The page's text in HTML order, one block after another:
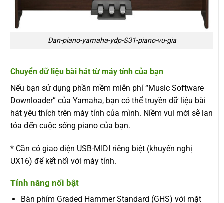
Dan-piano-yamaha-ydp-S31-piano-vu-gia
Chuyển dữ liệu bài hát từ máy tính của bạn
Nếu bạn sử dụng phần mềm miễn phí “Music Software
Downloader” của Yamaha, bạn có thể truyền dữ liệu bài
hát yêu thích trên máy tính của mình. Niềm vui mới sẽ lan
tỏa đến cuộc sống piano của bạn.
* Cần có giao diện USB-MIDI riêng biệt (khuyến nghị
UX16) để kết nối với máy tính.
Tính năng nổi bật
Bàn phím Graded Hammer Standard (GHS) với mặt